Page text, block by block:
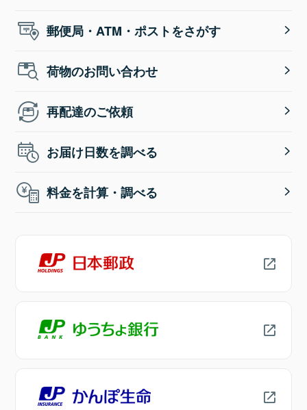
郵便局・ATM・ポストをさがす
荷物のお問い合わせ
再配達のご依頼
お届け日数を調べる
料金を計算・調べる